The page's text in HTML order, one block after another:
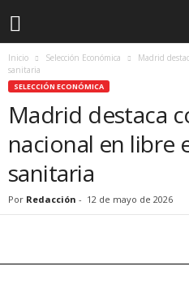
Inicio Selección Económica
Madrid
sanitaria
SELECCIÓN ECONÓMICA
Madrid destaca
nacional en libre
sanitaria
Por Redacción - 12 de mayo de 2026